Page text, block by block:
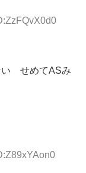
い せめてASみ